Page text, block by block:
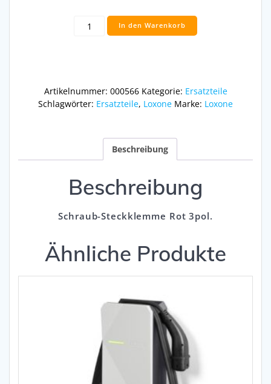
Schraub-
Steckklemme
In den Warenkorb
Artikelnummer: 000566 Kategorie: Ersatzteile
Schlagwörter: Ersatzteile, Loxone Marke: Loxone
Beschreibung
Beschreibung
Schraub-Steckklemme Rot 3pol.
Ähnliche Produkte